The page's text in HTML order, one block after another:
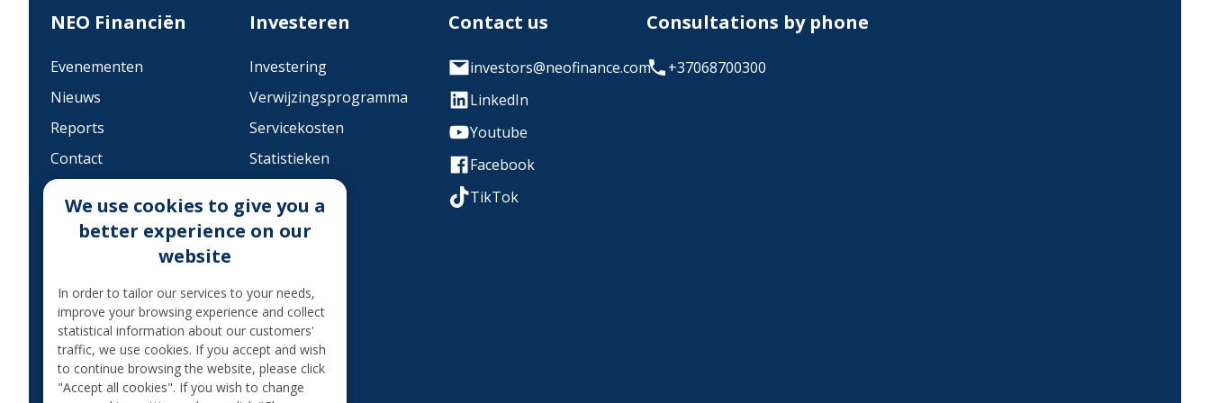
NEO Financiën
Evenementen
Nieuws
Reports
Contact
MoQ
Invorderingsprocedure
RENTE
Legal information
Internationale financiële
sancties
Investeren
Investering
Verwijzingsprogramma
Servicekosten
Statistieken
Categorieën
Contact us
investors@neofinance.com
LinkedIn
Youtube
Facebook
TikTok
Consultations by phone
+37068700300
We use cookies to give you a
better experience on our
website
In order to tailor our services to your needs,
improve your browsing experience and collect
statistical information about our customers'
traffic, we use cookies. If you accept and wish
to continue browsing the website, please click
"Accept all cookies". If you wish to change